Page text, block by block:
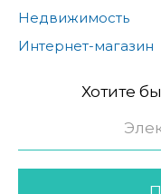
Недвижимость
Интернет-магазин
Хотите